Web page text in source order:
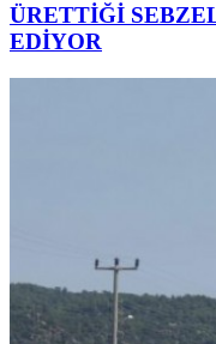
ÜRETTİĞİ
EDİYOR